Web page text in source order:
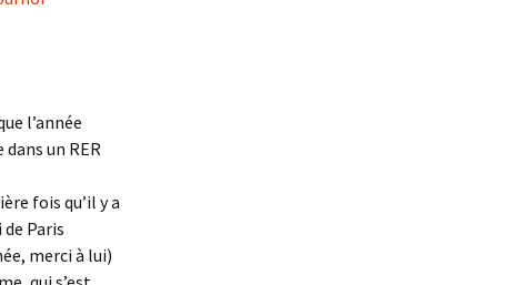
l’année
un RER
fois qu’il y a
Paris
merci à lui)